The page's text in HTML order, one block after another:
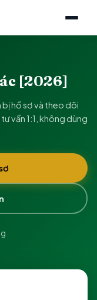
[2026]
bị hồ sơ và theo dõi
vấn 1:1, không dùng